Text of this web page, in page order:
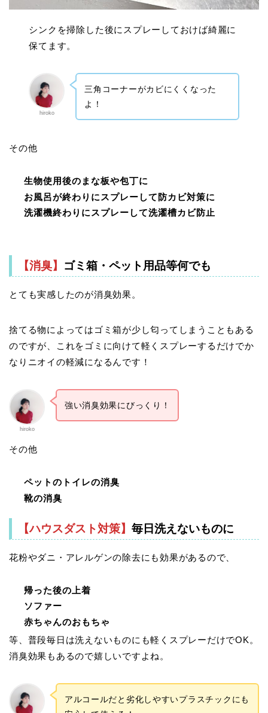
シンクを掃除した後にスプレーしておけば綺麗に
保てます。
hiroko
三角コーナーがカビにくくなった
よ！
その他
生物使用後のまな板や包丁に
お風呂が終わりにスプレーして防カビ対策に
洗濯機終わりにスプレーして洗濯槽カビ防止
【消臭】 ゴミ箱・ペット用品等何でも
とても実感したのが消臭効果。
捨てる物によってはゴミ箱が少し匂ってしまうこともある
のですが、これをゴミに向けて軽くスプレーするだけでか
なりニオイの軽減になるんです！
hiroko
強い消臭効果にびっくり！
その他
ペットのトイレの消臭
靴の消臭
【ハウスダスト対策】 毎日洗えないものに
花粉やダニ・アレルゲンの除去にも効果があるので、
帰った後の上着
ソファー
赤ちゃんのおもちゃ
等、普段毎日は洗えないものにも軽くスプレーだけでOK。
消臭効果もあるので嬉しいですよね。
アルコールだと劣化しやすいプラスチックにも